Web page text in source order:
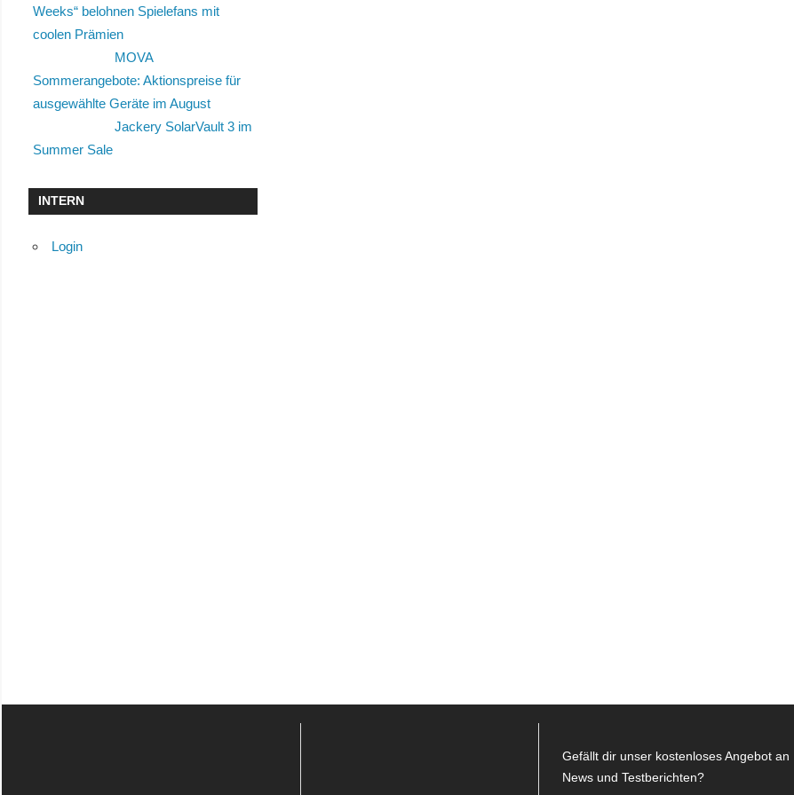
Weeks“ belohnen Spielefans mit
coolen Prämien
MOVA
Sommerangebote: Aktionspreise für
ausgewählte Geräte im August
Jackery SolarVault 3 im
Summer Sale
INTERN
Login
Gefällt dir unser kostenloses Angebot an
News und Testberichten?